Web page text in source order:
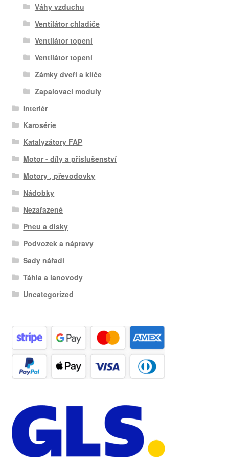
Váhy vzduchu
Ventilátor chladiče
Ventilátor topení
Ventilátor topení
Zámky dveří a klíče
Zapalovací moduly
Interiér
Karosérie
Katalyzátory FAP
Motor - díly a příslušenství
Motory , převodovky
Nádobky
Nezařazené
Pneu a disky
Podvozek a nápravy
Sady nářadí
Táhla a lanovody
Uncategorized